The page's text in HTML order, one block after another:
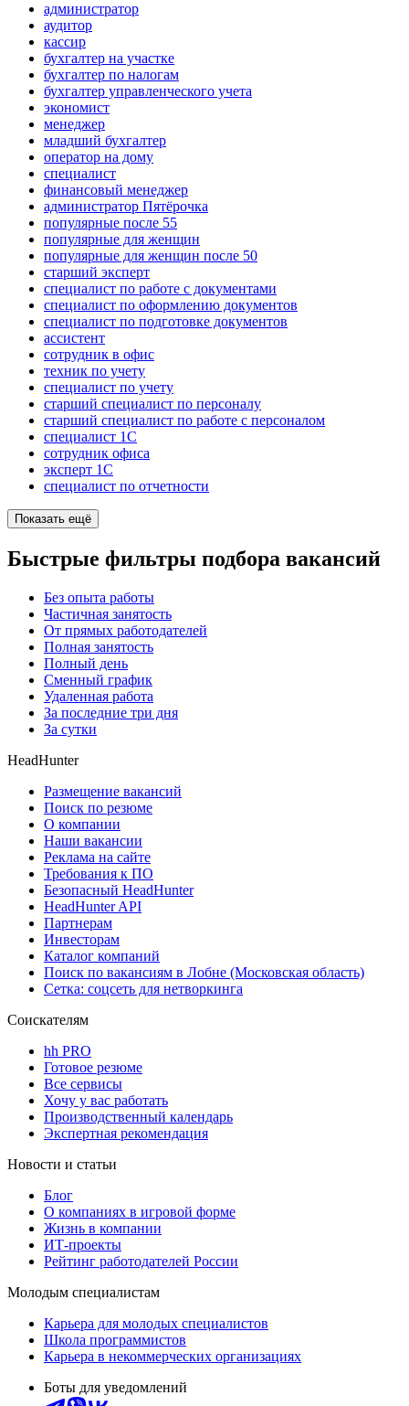
администратор
аудитор
кассир
бухгалтер на участке
бухгалтер по налогам
бухгалтер управленческого учета
экономист
менеджер
младший бухгалтер
оператор на дому
специалист
финансовый менеджер
администратор Пятёрочка
популярные после 55
популярные для женщин
популярные для женщин после 50
старший эксперт
специалист по работе с документами
специалист по оформлению документов
специалист по подготовке документов
ассистент
сотрудник в офис
техник по учету
специалист по учету
старший специалист по персоналу
старший специалист по работе с персоналом
специалист 1С
сотрудник офиса
эксперт 1С
специалист по отчетности
Показать ещё
Быстрые фильтры подбора вакансий
Без опыта работы
Частичная занятость
От прямых работодателей
Полная занятость
Полный день
Сменный график
Удаленная работа
За последние три дня
За сутки
HeadHunter
Размещение вакансий
Поиск по резюме
О компании
Наши вакансии
Реклама на сайте
Требования к ПО
Безопасный HeadHunter
HeadHunter API
Партнерам
Инвесторам
Каталог компаний
Поиск по вакансиям в Лобне (Московская область)
Сетка: соцсеть для нетворкинга
Соискателям
hh PRO
Готовое резюме
Все сервисы
Хочу у вас работать
Производственный календарь
Экспертная рекомендация
Новости и статьи
Блог
О компаниях в игровой форме
Жизнь в компании
ИТ-проекты
Рейтинг работодателей России
Молодым специалистам
Карьера для молодых специалистов
Школа программистов
Карьера в некоммерческих организациях
Боты для уведомлений